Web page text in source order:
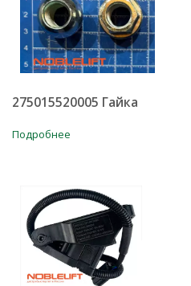
275015520005 Гайка
Подробнее